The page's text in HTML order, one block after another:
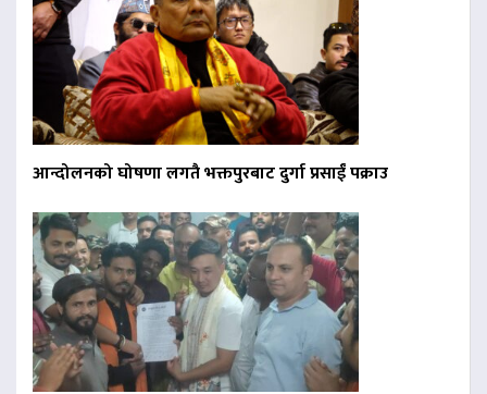
आन्दोलनको घोषणा लगतै भक्तपुरबाट दुर्गा प्रसाईं पक्राउ